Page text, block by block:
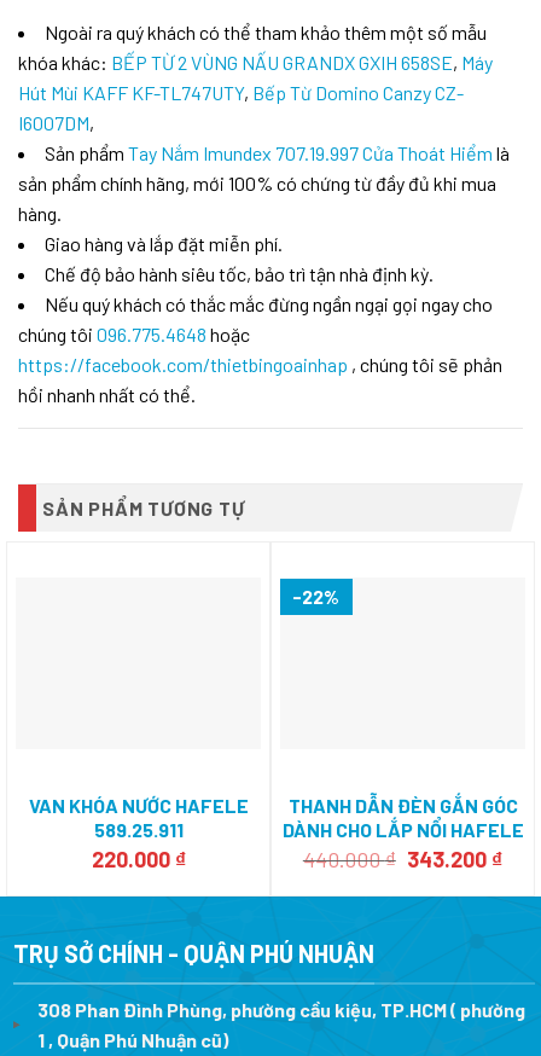
Ngoài ra quý khách có thể tham khảo thêm một số mẫu
khóa khác: BẾP TỪ 2 VÙNG NẤU GRANDX GXIH 658SE, Máy
Hút Mùi KAFF KF-TL747UTY, Bếp Từ Domino Canzy CZ-
I6007DM,
Sản phẩm Tay Nắm Imundex 707.19.997 Cửa Thoát Hiểm là
sản phẩm chính hãng, mới 100% có chứng từ đầy đủ khi mua
hàng.
Giao hàng và lắp đặt miễn phí.
Chế độ bảo hành siêu tốc, bảo trì tận nhà định kỳ.
Nếu quý khách có thắc mắc đừng ngần ngại gọi ngay cho
chúng tôi 096.775.4648 hoặc
https://facebook.com/thietbingoainhap , chúng tôi sẽ phản
hồi nhanh nhất có thể.
SẢN PHẨM TƯƠNG TỰ
VAN KHÓA NƯỚC HAFELE
589.25.911
220.000 ₫
-22%
THANH DẪN ĐÈN GẮN GÓC
DÀNH CHO LẮP NỔI HAFELE
833.74.812
440.000₫ Giá
là:
343.200 ₫Giá
tại
TRỤ SỞ CHÍNH - QUẬN PHÚ NHUẬN
308 Phan Đình Phùng, phường cầu kiệu, TP.HCM ( phường
1 , Quận Phú Nhuận cũ)